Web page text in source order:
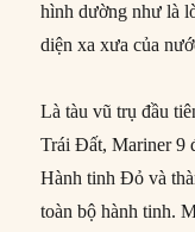
hình dường như là
diện xa xưa của
Là tàu vũ trụ đầu
Trái Đất, Mariner 9
Hành tinh Đỏ và
toàn bộ hành tinh.